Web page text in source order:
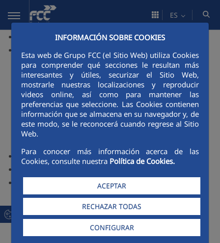
Saltar al contenido principal
INFORMACIÓN SOBRE COOKIES
Esta web de Grupo FCC (el Sitio Web) utiliza Cookies
para comprender qué secciones le resultan más
interesantes y útiles, securizar el Sitio Web,
mostrarle nuestras localizaciones y reproducir
videos online, así como para mantener las
preferencias que seleccione. Las Cookies contienen
información que se almacena en su navegador y, de
este modo, se le reconocerá cuando regrese al Sitio
Web.
Para conocer más información acerca de las
Cookies, consulte nuestra Política de Cookies.
ACEPTAR
RECHAZAR TODAS
CONFIGURAR
ES
Área Corporativa
Presentación
FCC Países Bajos
Organización
Equipo
¿Dónde estamos?
Premios y distinciones
Actividades
Construcción responsable
Certificaciones
Comprometidos con la sociedad